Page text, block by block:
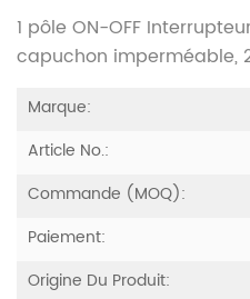
1 pôle ON-OFF
capuchon imperméable,
Marque:
Article No.:
Commande (MOQ):
Paiement:
Origine Du Produit: